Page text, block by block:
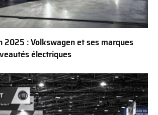
2025 : Volkswagen et ses marques
électriques